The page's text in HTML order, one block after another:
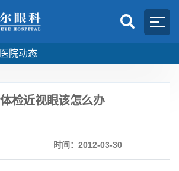
医院动态
检近视眼该怎么办
时间：2012-03-30